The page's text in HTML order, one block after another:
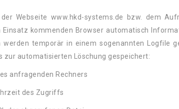
der Webseite www.hkd-systems.de bzw. dem
Einsatz kommenden Browser automatisch
werden temporär in einem sogenannten Logfile
zur automatisierten Löschung gespeichert:
anfragenden Rechners
des Zugriffs